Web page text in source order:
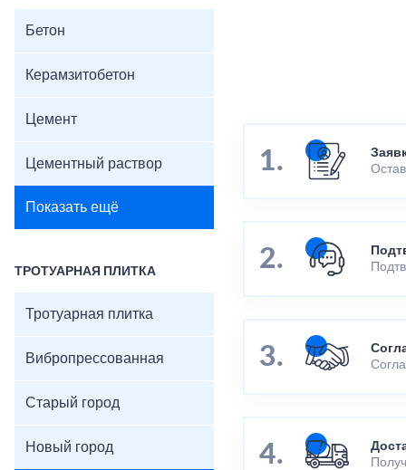
Бетон
Керамзитобетон
Цемент
Цементный раствор
Показать ещё
ТРОТУАРНАЯ ПЛИТКА
Тротуарная плитка
Вибропрессованная
Старый город
Новый город